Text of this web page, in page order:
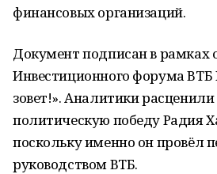
финансовых организаций.
Документ подписан в рамках
Инвестиционного форума ВТБ
зовет!». Аналитики расценили
политическую победу Радия
поскольку именно он провёл
руководством ВТБ.